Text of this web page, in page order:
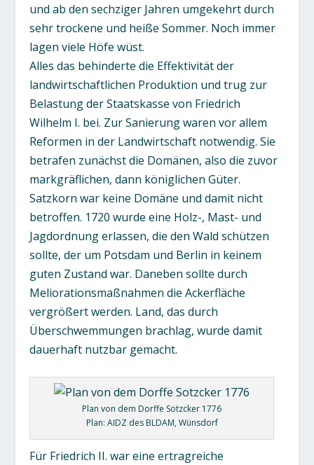
und ab den sechziger Jahren umgekehrt durch
sehr trockene und heiße Sommer. Noch immer
lagen viele Höfe wüst.
Alles das behinderte die Effektivität der
landwirtschaftlichen Produktion und trug zur
Belastung der Staatskasse von Friedrich
Wilhelm I. bei. Zur Sanierung waren vor allem
Reformen in der Landwirtschaft notwendig. Sie
betrafen zunächst die Domänen, also die zuvor
markgräflichen, dann königlichen Güter.
Satzkorn war keine Domäne und damit nicht
betroffen. 1720 wurde eine Holz-, Mast- und
Jagdordnung erlassen, die den Wald schützen
sollte, der um Potsdam und Berlin in keinem
guten Zustand war. Daneben sollte durch
Meliorationsmaßnahmen die Ackerfläche
vergrößert werden. Land, das durch
Überschwemmungen brachlag, wurde damit
dauerhaft nutzbar gemacht.
Plan von dem Dorffe Sotzcker 1776
Plan: AIDZ des BLDAM, Wünsdorf
Für Friedrich II. war eine ertragreiche